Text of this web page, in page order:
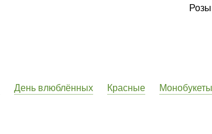
День влюблённых Красные